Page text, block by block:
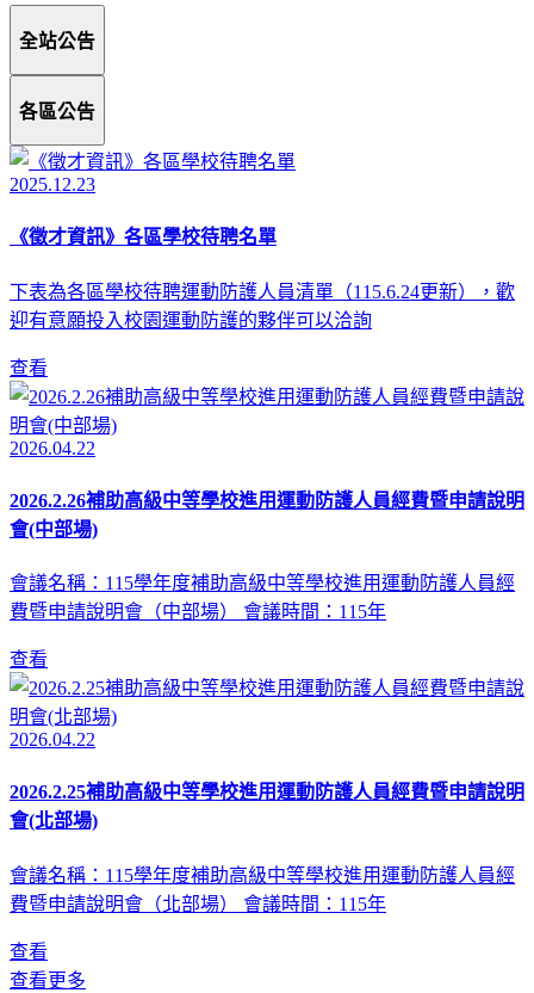
全站公告
各區公告
2025.12.23
《徵才資訊》各區學校待聘名單
下表為各區學校待聘運動防護人員清單（115.6.24更新），歡
迎有意願投入校園運動防護的夥伴可以洽詢
查看
2026.04.22
2026.2.26補助高級中等學校進用運動防護人員經費暨申請說明
會(中部場)
會議名稱：115學年度補助高級中等學校進用運動防護人員經
費暨申請說明會（中部場） 會議時間：115年
查看
2026.04.22
2026.2.25補助高級中等學校進用運動防護人員經費暨申請說明
會(北部場)
會議名稱：115學年度補助高級中等學校進用運動防護人員經
費暨申請說明會（北部場） 會議時間：115年
查看
查看更多